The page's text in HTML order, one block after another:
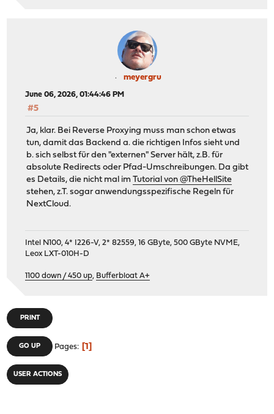
meyergru
June 06, 2026, 01:44:46 PM
#5
Ja, klar. Bei Reverse Proxying muss man schon etwas
tun, damit das Backend a. die richtigen Infos sieht und
b. sich selbst für den "externen" Server hält, z.B. für
absolute Redirects oder Pfad-Umschreibungen. Da gibt
es Details, die nicht mal imTutorial von @TheHellSite
stehen, z.T. sogar anwendungsspezifische Regeln für
NextCloud.
Intel N100, 4* I226-V, 2* 82559, 16 GByte, 500 GByte NVME,
Leox LXT-010H-D
1100 down / 450 up, Bufferbloat A+
PRINT
GO UP Pages 1
USER ACTIONS